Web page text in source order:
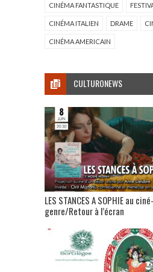
CINÉMA FANTASTIQUE
CINÉMA ITALIEN DRAME
CINÉMA AMERICAIN
CULTURONEWS
LES STANCES A SOPHIE au
genre/Retour à l’écran